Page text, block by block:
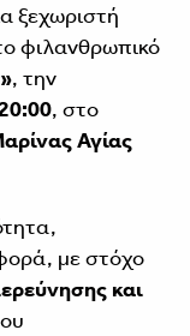
ξεχωριστή
φιλανθρωπικό
, την
, στο
Αγίας
με στόχο
και